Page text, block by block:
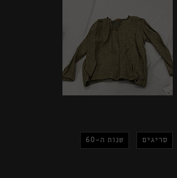
סריגים שנות ה-60